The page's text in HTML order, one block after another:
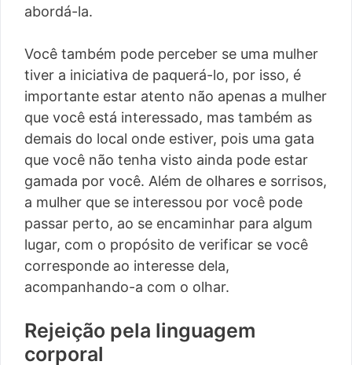
abordá-la.
Você também pode perceber se uma mulher
tiver a iniciativa de paquerá-lo, por isso, é
importante estar atento não apenas a mulher
que você está interessado, mas também as
demais do local onde estiver, pois uma gata
que você não tenha visto ainda pode estar
gamada por você. Além de olhares e sorrisos,
a mulher que se interessou por você pode
passar perto, ao se encaminhar para algum
lugar, com o propósito de verificar se você
corresponde ao interesse dela,
acompanhando-a com o olhar.
Rejeição pela linguagem
corporal